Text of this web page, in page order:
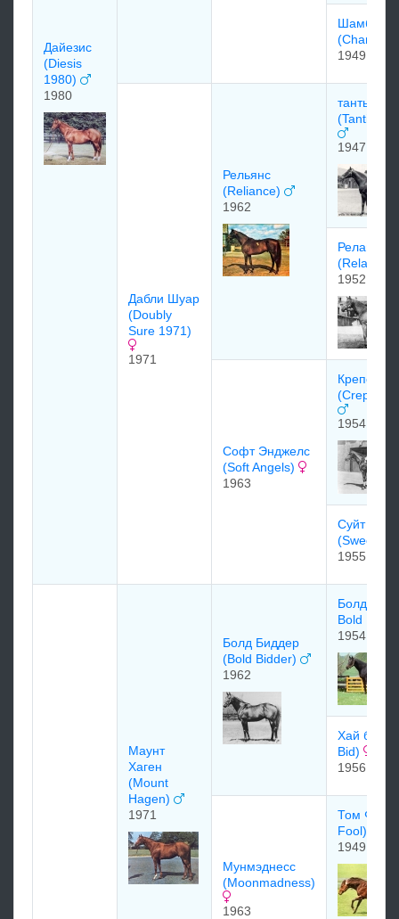
Дaйезис
(Diesis
1980)
1980
Шамбиж
1949
Дабли Шуар
(Doubly
Sure 1971)
1971
Рельянс
(Reliance)
1962
тантьем
1947
Реланс
1952
Coфт Энджелc
(Soft Angels)
1963
Крепелло
1954
Суйт
(Sweet
1955
Мaунт
Xaген
(Mount
Hagen)
1971
Болд Биддер
(Bold Bidder)
1962
Болд
Bold Ruler
1954
Хай бид
Bid)
1956
Mунмэднeсс
(Moonmadness)
1963
Том Фул
Fool)
1949